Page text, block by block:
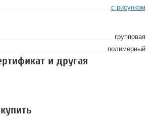
с рисунком
групповая
полимерный
и другая